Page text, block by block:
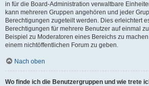
in für die Board-Administration verwaltbare
kann mehreren Gruppen angehören und jeder
Berechtigungen zugeteilt werden. Dies erleichtert
Berechtigungen für mehrere Benutzer auf einmal
Beispiel zu Moderatoren eines Bereichs zu
einem nichtöffentlichen Forum zu geben.
Nach oben
Wo finde ich die Benutzergruppen und wie trete